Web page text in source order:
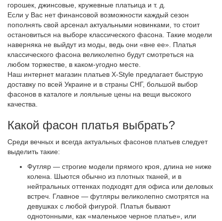
горошек, джинсовые, кружевные платьица и т. д.
Если у Вас нет финансовой возможности каждый сезон
пополнять свой арсенал актуальными новинками, то стоит
остановиться на выборе классического фасона. Такие модели
наверняка не выйдут из моды, ведь они «вне ее». Платья
классического фасона великолепно будут смотреться на
любом торжестве, в каком-угодно месте.
Наш интернет магазин платьев X-Style предлагает быструю
доставку по всей Украине и в страны СНГ, большой выбор
фасонов в каталоге и лояльные цены на вещи высокого
качества.
Какой фасон платья выбрать?
Среди вечных и всегда актуальных фасонов платьев следует
выделить такие:
Футляр — строгие модели прямого кроя, длина не ниже
колена. Шьются обычно из плотных тканей, и в
нейтральных оттенках подходят для офиса или деловых
встреч. Главное — футляры великолепно смотрятся на
девушках с любой фигурой. Платья бывают
однотонными, как «маленькое черное платье», или